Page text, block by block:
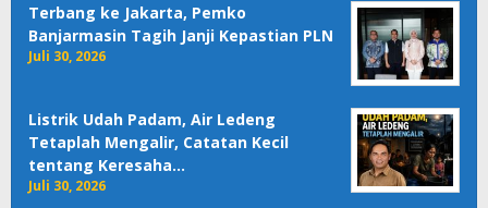
Terbang ke Jakarta, Pemko
Banjarmasin Tagih Janji Kepastian PLN
Juli 30, 2026
Listrik Udah Padam, Air Ledeng
Tetaplah Mengalir, Catatan Kecil
tentang Keresaha…
Juli 30, 2026